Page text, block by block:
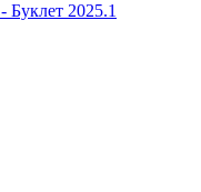
Буклет 2025.1